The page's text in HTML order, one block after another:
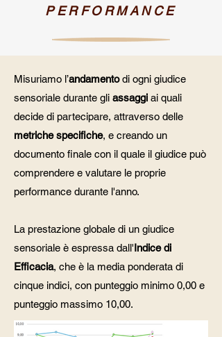
PERFORMANCE
Misuriamo l’andamentodi ogni giudice
sensoriale durante gli assaggi ai quali
decide di partecipare, attraverso delle
metriche specifiche, e creando un
documento finale con il quale il giudice può
comprendere e valutare le proprie
performance durante l'anno.
La prestazione globale di un giudice
sensoriale è espressa dall'Indice di
Efficacia, che è la media ponderata di
cinque indici, con punteggio minimo 0,00 e
punteggio massimo 10,00.